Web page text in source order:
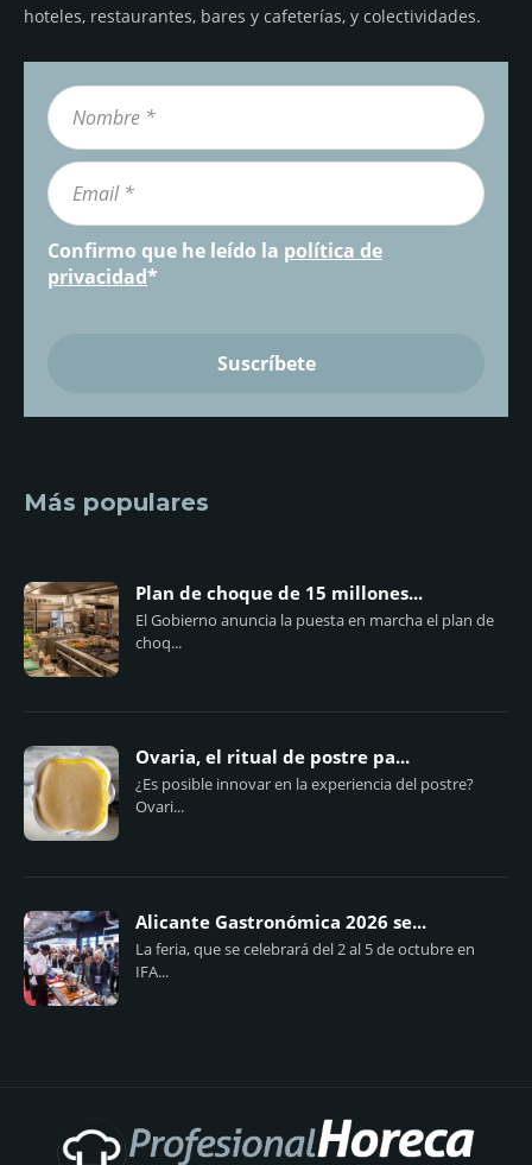
hoteles, restaurantes, bares y cafeterías, y colectividades.
Confirmo que he leído la política de
privacidad*
Más populares
Plan de choque de 15 millones...
El Gobierno anuncia la puesta en marcha el plan de
choq...
Ovaria, el ritual de postre pa...
¿Es posible innovar en la experiencia del postre?
Ovari...
Alicante Gastronómica 2026 se...
La feria, que se celebrará del 2 al 5 de octubre en
IFA...